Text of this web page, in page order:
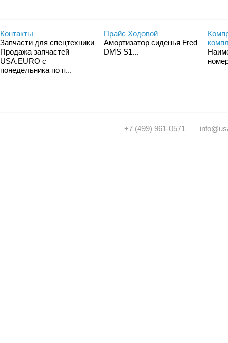
Контакты
Запчасти для спецтехники
Продажа запчастей
USA.EURO с
понедельника по п...
Прайс Ходовой
Амортизатор сиденья Fred
DMS S1...
+7 (499) 961-0571 —